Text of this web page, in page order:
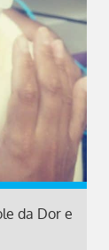
da Dor e